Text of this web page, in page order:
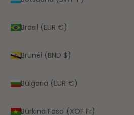
Brasil (EUR €)
Brunéi (BND $)
Bulgaria (EUR €)
Burkina Faso (XOF Fr)